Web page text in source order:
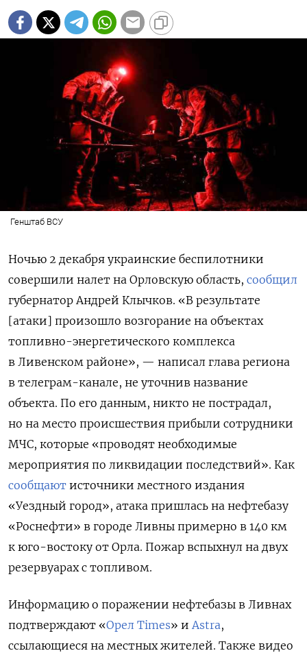
ПОДПИСАТЬСЯ
Генштаб ВСУ
Ночью 2 декабря украинские беспилотники
совершили налет на Орловскую область, сообщил
губернатор Андрей Клычков. «В результате
[атаки] произошло возгорание на объектах
топливно-энергетического комплекса
в Ливенском районе», — написал глава региона
в телеграм-канале, не уточнив название
объекта. По его данным, никто не пострадал,
но на место происшествия прибыли сотрудники
МЧС, которые «проводят необходимые
мероприятия по ликвидации последствий». Как
сообщают источники местного издания
«Уездный город», атака пришлась на нефтебазу
«Роснефти» в городе Ливны примерно в 140 км
к юго-востоку от Орла. Пожар вспыхнул на двух
резервуарах с топливом.
Информацию о поражении нефтебазы в Ливнах
подтверждают «Орел Times» и Astra,
ссылающиеся на местных жителей. Также видео